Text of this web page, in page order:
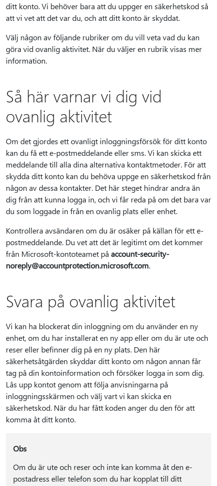
ditt konto. Vi behöver bara att du uppger en säkerhetskod så
att vi vet att det var du, och att ditt konto är skyddat.
Välj någon av följande rubriker om du vill veta vad du kan
göra vid ovanlig aktivitet. När du väljer en rubrik visas mer
information.
Så här varnar vi dig vid
ovanlig aktivitet
Om det gjordes ett ovanligt inloggningsförsök för ditt konto
kan du få ett e-postmeddelande eller sms. Vi kan skicka ett
meddelande till alla dina alternativa kontaktmetoder. För att
skydda ditt konto kan du behöva uppge en säkerhetskod från
någon av dessa kontakter. Det här steget hindrar andra än
dig från att kunna logga in, och vi får reda på om det bara var
du som loggade in från en ovanlig plats eller enhet.
Kontrollera avsändaren om du är osäker på källan för ett e-
postmeddelande. Du vet att det är legitimt om det kommer
från Microsoft-kontoteamet på account-security-
noreply@accountprotection.microsoft.com.
Svara på ovanlig aktivitet
Vi kan ha blockerat din inloggning om du använder en ny
enhet, om du har installerat en ny app eller om du är ute och
reser eller befinner dig på en ny plats. Den här
säkerhetsåtgärden skyddar ditt konto om någon annan får
tag på din kontoinformation och försöker logga in som dig.
Lås upp kontot genom att följa anvisningarna på
inloggningsskärmen och välj vart vi kan skicka en
säkerhetskod. När du har fått koden anger du den för att
komma åt ditt konto.
Obs
Om du är ute och reser och inte kan komma åt den e-
postadress eller telefon som du har kopplat till ditt